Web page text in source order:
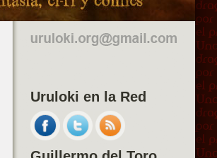
Uruloki en la Red